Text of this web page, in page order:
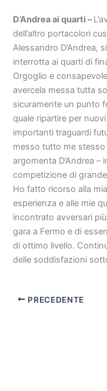
D’Andrea ai quarti –
dell’altro portacolori
Alessandro D’Andrea,
interrotta ai quarti di
Orgoglio e
avercela messa tutta
sicuramente un punto
quale ripartire per nuovi
importanti traguardi
messo tutto me stesso
argomenta D’Andrea –
competizione di
Ho fatto ricorso alla mia
esperienza e alle mie
incontrato avversari
gara a Fermo e di
di ottimo livello.
delle soddisfazioni
PRECEDENTE